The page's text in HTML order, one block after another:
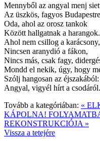
Mennyből az angyal menj
Az üszkös, fagyos
Oda, ahol az orosz tankok
Között hallgatnak a harangok.
Ahol nem csillog a karácsony,
Nincsen aranydió a fákon,
Nincs más, csak fagy,
Mondd el nekik, úgy, hogy
Szólj hangosan az éjszakából:
Angyal, vigyél hírt a csodáról.
Tovább a kategóriában: «
KÁPOLNA!
REKONSTRUKCIÓJA »
Vissza a tetejére